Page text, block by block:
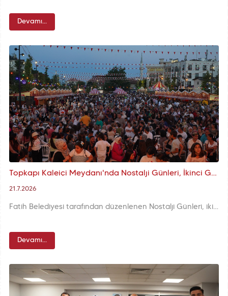
Devamı...
Topkapı Kaleiçi Meydanı'nda Nostalji Günleri, İkinci Gününde de Vatandaşlarımızın Yoğun Katılımıyla Devam Ediyor
21.7.2026
Fatih Belediyesi tarafından düzenlenen Nostalji Günleri, ikinci gününde de yoğun katılımla devam etti. Vatandaşlarımız; nostaljik deneyim alanları, Yeşilçam ve 80’ler-90’lar temalı figüranlar ile Ezgi Gürbüz’ün “Anılar” konseri eşliğinde geçmişi yeniden yaşadı.
Devamı...